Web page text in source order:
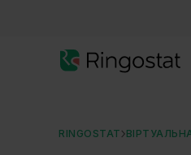
RINGOSTAT